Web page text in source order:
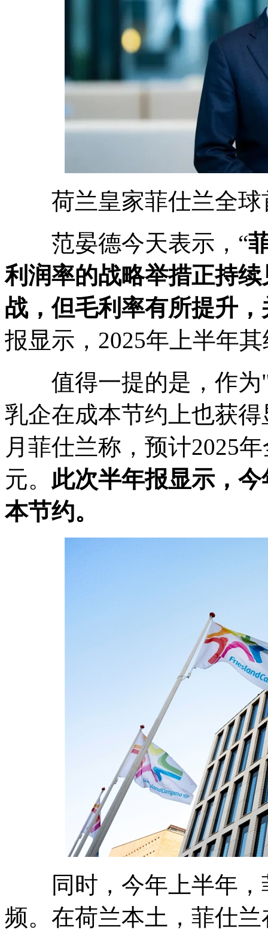
荷兰皇家菲仕兰全球
范晏德今天表示，“
利润率的战略举措正持
战，但毛利率有所提升
报显示，2025年上半年
值得一提的是，作为"
乳企在成本节约上也获
月菲仕兰称，预计2025
元。 此次半年报显示， 今
本节约。
同时，今年上半年，
频。在荷兰本土，菲仕